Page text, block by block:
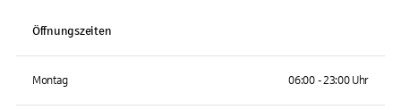
Öffnungszeiten
Montag 06:00 - 23:00 Uhr